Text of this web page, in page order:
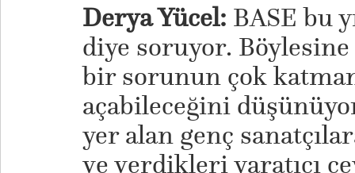
Derya Yücel: BASE bu
diye soruyor.
bir sorunun çok
açabileceğini
yer alan genç
ve verdikleri yaratıcı